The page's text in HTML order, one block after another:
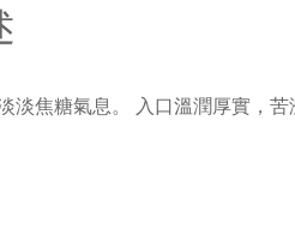
淡焦糖氣息。 入口溫潤厚實，